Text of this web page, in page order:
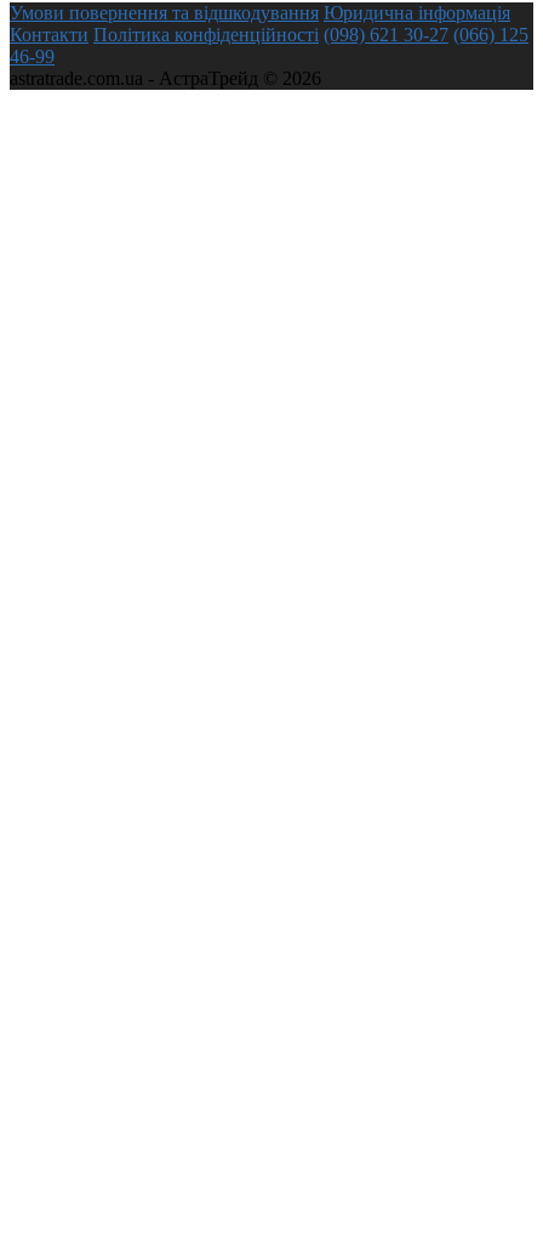
Умови повернення та відшкодування Юридична інформація
Контакти Політика конфіденційності (098) 621 30-27 (066) 125
46-99
astratrade.com.ua - АстраТрейд © 2026